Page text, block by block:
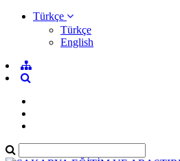
Türkçe
Türkçe
English